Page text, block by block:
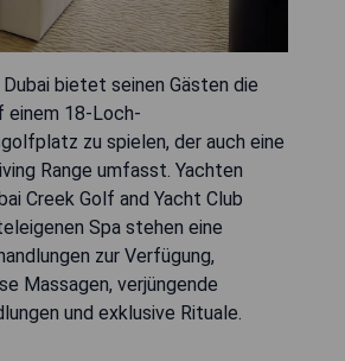
bietet seinen Gästen die
einem 18-Loch-
zu spielen, der auch eine
Range umfasst. Yachten
Creek Golf and Yacht Club
Spa stehen eine
zur Verfügung,
Massagen, verjüngende
und exklusive Rituale.